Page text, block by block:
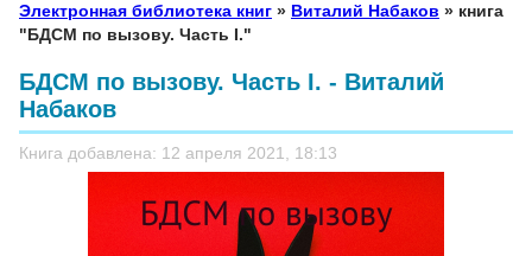
Электронная библиотека книг » Виталий Набаков » книга
"БДСМ по вызову. Часть I."
БДСМ по вызову. Часть I. - Виталий
Набаков
Книга добавлена: 12 апреля 2021, 18:13